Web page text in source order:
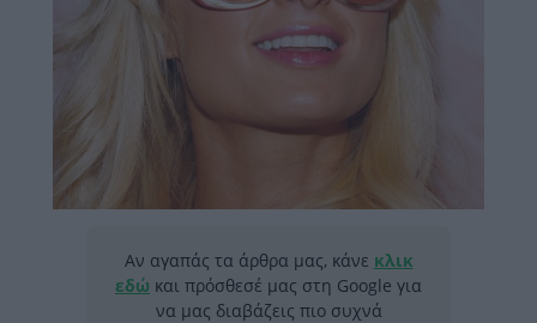
Αν αγαπάς τα άρθρα μας, κάνε κλικ
εδώ και πρόσθεσέ μας στη Google για
να μας διαβάζεις πιο συχνά